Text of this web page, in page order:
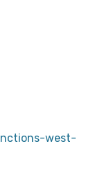
west-